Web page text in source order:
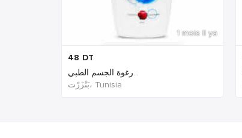
1 mois Il ya
48 DT
رغوة الجسم الطبي...
بَنْزَرْت‎، Tunisia